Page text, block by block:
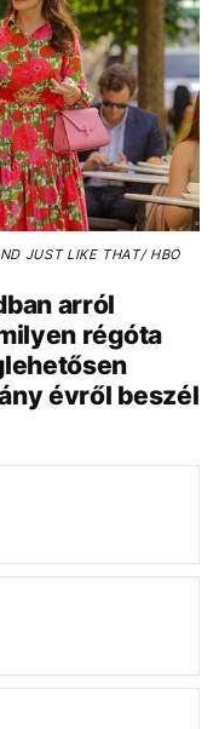
JUST LIKE THAT/ HBO
arról
régóta
évről beszél